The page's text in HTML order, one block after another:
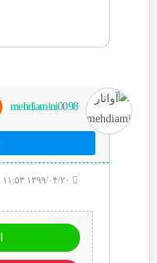
mehdiamini0098